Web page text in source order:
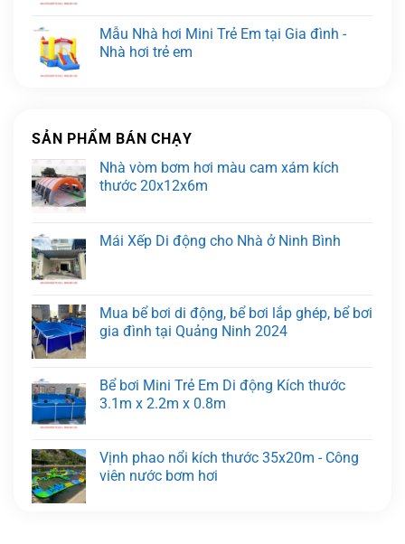
Mẫu Nhà hơi Mini Trẻ Em tại Gia đình -
Nhà hơi trẻ em
SẢN PHẨM BÁN CHẠY
Nhà vòm bơm hơi màu cam xám kích
thước 20x12x6m
Mái Xếp Di động cho Nhà ở Ninh Bình
Mua bể bơi di động, bể bơi lắp ghép, bể bơi
gia đình tại Quảng Ninh 2024
Bể bơi Mini Trẻ Em Di động Kích thước
3.1m x 2.2m x 0.8m
Vịnh phao nổi kích thước 35x20m - Công
viên nước bơm hơi